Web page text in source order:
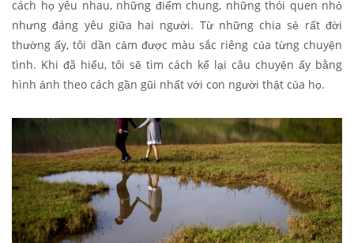
cách họ yêu nhau, những điểm chung, những thói quen nhỏ
nhưng đáng yêu giữa hai người. Từ những chia sẻ rất đời
thường ấy, tôi dần cảm được màu sắc riêng của từng chuyện
tình. Khi đã hiểu, tôi sẽ tìm cách kể lại câu chuyện ấy bằng
hình ảnh theo cách gần gũi nhất với con người thật của họ.